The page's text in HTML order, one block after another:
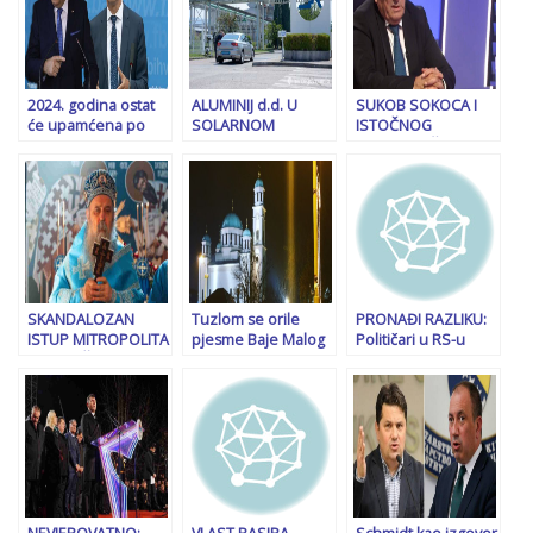
2024. godina ostat
će upamćena po
prekretnice koje su
do tada bile
nezamislive
ALUMINIJ d.d. U
SOLARNOM
ugašene tvornice
glinice u Mostaru
gradit će se dvije
elektrane od 4,99
MW
SUKOB SOKOCA I
ISTOČNOG
Milovan Bjelica
poručio
gradonačelniku
Ljubiši Ćosiću nakon
hapšenja Nešića i
Lučića?
SKANDALOZAN
ISTUP MITROPOLITA
TUZLANSKOG:
“Republika Srpska je
nastala na
temeljima
svetosavlja i mora
ostati…”
Tuzlom se orile
pjesme Baje Malog
Crnogorčević:
Podnešene krivične
prijave
PRONAĐI RAZLIKU:
Političari u RS-u
9. januar, ovo su
poruke Milorada
Dodika i Branislava
Borenovića…